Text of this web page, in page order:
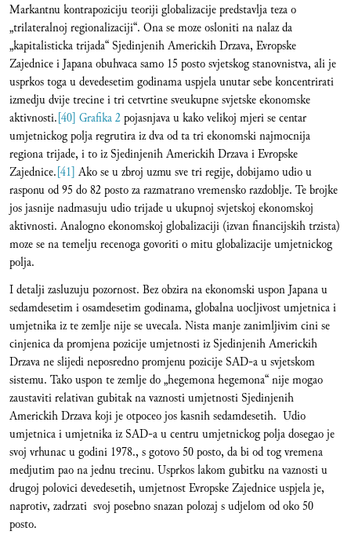
Markantnu kontrapoziciju teoriji globalizacije predstavlja teza o
„trilateralnoj regionalizaciji“. Ona se moze osloniti na nalaz da
„kapitalisticka trijada“ Sjedinjenih Americkih Drzava, Evropske
Zajednice i Japana obuhvaca samo 15 posto svjetskog stanovnistva, ali je
usprkos toga u devedesetim godinama uspjela unutar sebe koncentrirati
izmedju dvije trecine i tri cetvrtine sveukupne svjetske ekonomske
aktivnosti.[40] Grafika 2pojasnjava u kako velikoj mjeri se centar
umjetnickog polja regrutira iz dva od ta tri ekonomski najmocnija
regiona trijade, i to iz Sjedinjenih Americkih Drzava i Evropske
Zajednice.[41] Ako se u zbroj uzmu sve tri regije, dobijamo udio u
rasponu od 95 do 82 posto za razmatrano vremensko razdoblje. Te brojke
jos jasnije nadmasuju udio trijade u ukupnoj svjetskoj ekonomskoj
aktivnosti. Analogno ekonomskoj globalizaciji (izvan financijskih trzista)
moze se na temelju recenoga govoriti o mitu globalizacije umjetnickog
polja.
I detalji zasluzuju pozornost. Bez obzira na ekonomski uspon Japana u
sedamdesetim i osamdesetim godinama, globalna uocljivost umjetnica i
umjetnika iz te zemlje nije se uvecala. Nista manje zanimljivim cini se
cinjenica da promjena pozicije umjetnosti iz Sjedinjenih Americkih
Drzava ne slijedi neposredno promjenu pozicije SAD-a u svjetskom
sistemu. Tako uspon te zemlje do „hegemona hegemona“ nije mogao
zaustaviti relativan gubitak na vaznosti umjetnosti Sjedinjenih
Americkih Drzava koji je otpoceo jos kasnih sedamdesetih. Udio
umjetnica i umjetnika iz SAD-a u centru umjetnickog polja dosegao je
svoj vrhunac u godini 1978., s gotovo 50 posto, da bi od tog vremena
medjutim pao na jednu trecinu. Usprkos lakom gubitku na vaznosti u
drugoj polovici devedesetih, umjetnost Evropske Zajednice uspjela je,
naprotiv, zadrzati svoj posebno snazan polozaj s udjelom od oko 50
posto.